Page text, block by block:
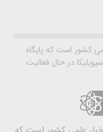
کشور است که پایگاه
در حال فعالیت